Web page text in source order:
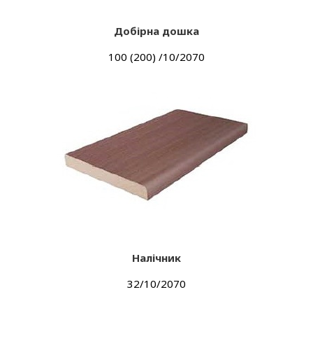
Добірна дошка
100 (200) /10/2070
Налічник
32/10/2070